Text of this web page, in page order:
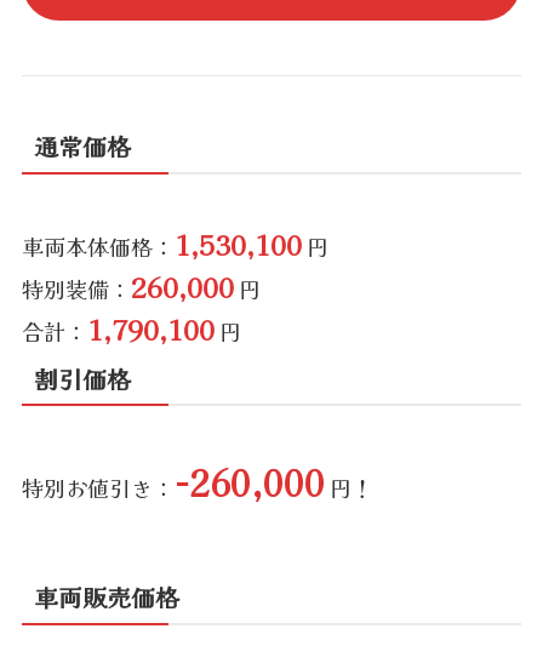
通常価格
車両本体価格： 1,530,100円
特別装備： 260,000円
合計： 1,790,100円
割引価格
特別お値引き： -260,000 円！
車両販売価格